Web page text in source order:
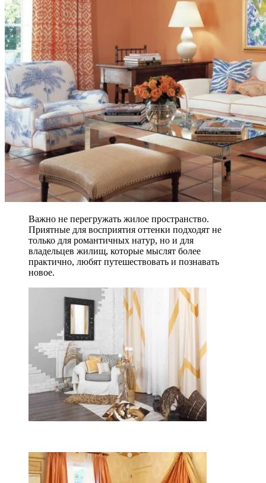
Важно не перегружать жилое пространство.
Приятные для восприятия оттенки подходят не
только для романтичных натур, но и для
владельцев жилищ, которые мыслят более
практично, любят путешествовать и познавать
новое.